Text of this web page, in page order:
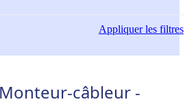
Appliquerles filtres
câbleur -